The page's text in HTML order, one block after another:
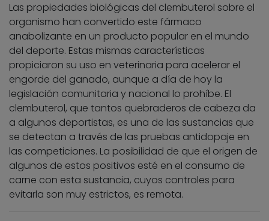
Las propiedades biológicas del clembuterol sobre el
organismo han convertido este fármaco
anabolizante en un producto popular en el mundo
del deporte. Estas mismas características
propiciaron su uso en veterinaria para acelerar el
engorde del ganado, aunque a día de hoy la
legislación comunitaria y nacional lo prohíbe. El
clembuterol, que tantos quebraderos de cabeza da
a algunos deportistas, es una de las sustancias que
se detectan a través de las pruebas antidopaje en
las competiciones. La posibilidad de que el origen de
algunos de estos positivos esté en el consumo de
carne con esta sustancia, cuyos controles para
evitarla son muy estrictos, es remota.